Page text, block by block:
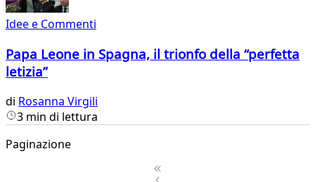
Idee e Commenti
Papa Leone in Spagna, il trionfo della “perfetta
letizia”
di Rosanna Virgili
3 min di lettura
Paginazione